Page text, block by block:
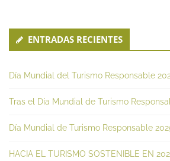
ENTRADAS RECIENTES
Día Mundial del Turismo Responsable
Tras el Día Mundial de Turismo
Día Mundial de Turismo Responsable
HACIA EL TURISMO SOSTENIBLE EN